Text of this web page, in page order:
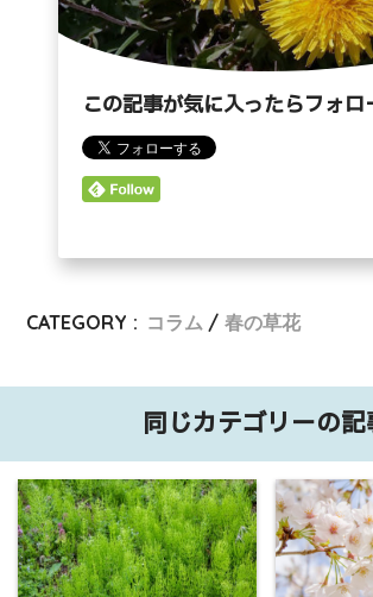
この記事が気に入ったらフォロ
CATEGORY : コラム 春の草花
同じカテゴリーの記